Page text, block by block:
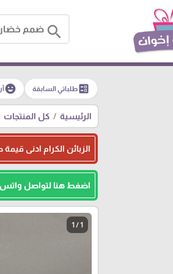
search
ballotطلباتي السابقة emoji_emotions
الرئيسية كل المنتجات
الزبائن الكرام ادنى قيمة طلبيه للجمله هو
اضغط هنا لتواصل
1 / 1